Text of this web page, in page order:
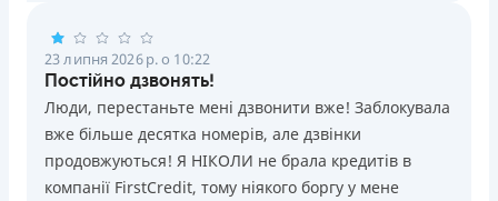
23 липня 2026 р. о 10:22
Постійно дзвонять!
Люди, перестаньте мені дзвонити вже! Заблокувала
вже більше десятка номерів, але дзвінки
продовжуються! Я НІКОЛИ не брала кредитів в
компанії FirstCredit, тому ніякого боргу у мене